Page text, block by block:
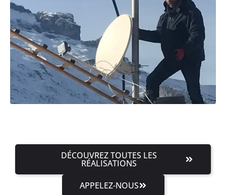
DÉCOUVREZ TOUTES LES
RÉALISATIONS
APPELEZ-NOUS